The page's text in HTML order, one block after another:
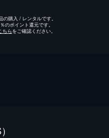
購入 / レンタルです。
のポイント還元です。
ちらをご確認ください。